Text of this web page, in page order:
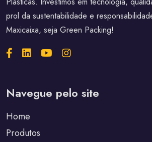
prol da sustentabilidade e
Maxicaixa, seja Green Packing!
Navegue pelo site
Home
Produtos